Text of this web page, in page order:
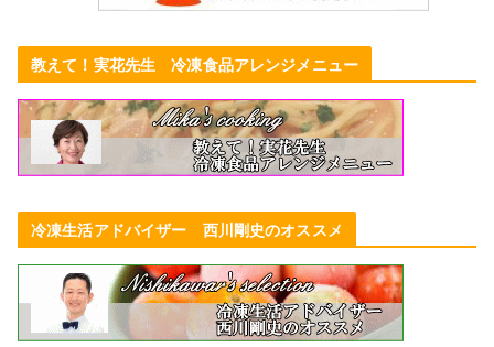
教えて！実花先生 冷凍食品アレンジメニュー
冷凍生活アドバイザー 西川剛史のオススメ